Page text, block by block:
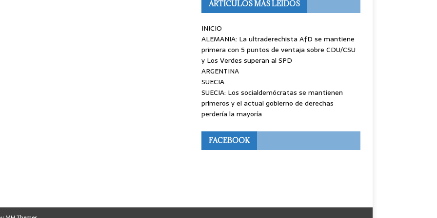
ARTÍCULOS MÁS LEÍDOS
INICIO
ALEMANIA: La ultraderechista AfD se mantiene
primera con 5 puntos de ventaja sobre CDU/CSU
y Los Verdes superan al SPD
ARGENTINA
SUECIA
SUECIA: Los socialdemócratas se mantienen
primeros y el actual gobierno de derechas
perdería la mayoría
FACEBOOK